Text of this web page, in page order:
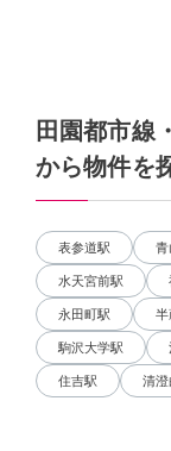
田園都市線
から物件を
表参道駅 青
水天宮前駅
永田町駅 半
駒沢大学駅
住吉駅 清澄